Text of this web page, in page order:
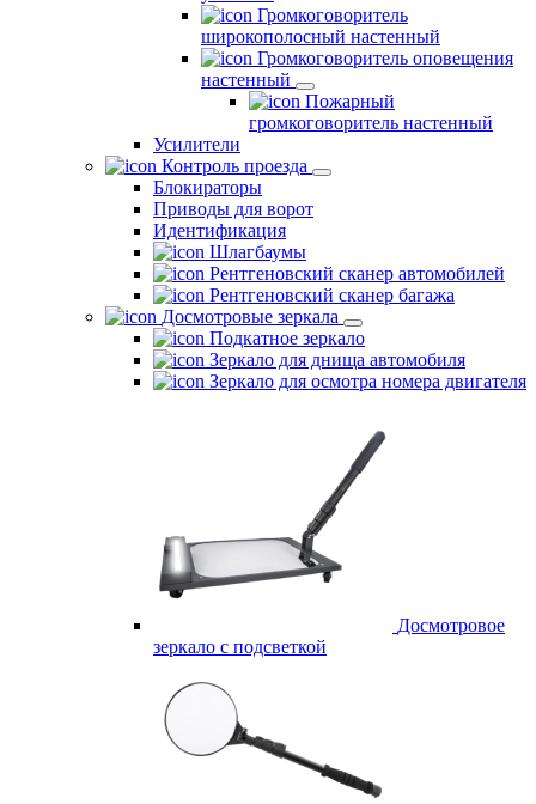
Громкоговоритель
широкополосный настенный
Громкоговоритель оповещения
настенный
Пожарный
громкоговоритель настенный
Усилители
Контроль проезда
Блокираторы
Приводы для ворот
Идентификация
Шлагбаумы
Рентгеновский сканер автомобилей
Рентгеновский сканер багажа
Досмотровые зеркала
Подкатное зеркало
Зеркало для днища автомобиля
Зеркало для осмотра номера двигателя
Досмотровое
зеркало с подсветкой